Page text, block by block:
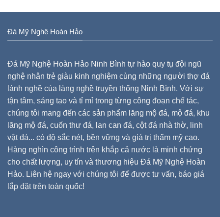
Đá Mỹ Nghệ Hoàn Hảo
Đá Mỹ Nghệ Hoàn Hảo Ninh Bình tự hào quy tụ đội ngũ
nghệ nhân trẻ giàu kinh nghiệm cùng những người thợ đá
lành nghề của làng nghề truyền thống Ninh Bình. Với sự
tận tâm, sáng tạo và tỉ mỉ trong từng công đoạn chế tác,
chúng tôi mang đến các sản phẩm lăng mộ đá, mộ đá, khu
lăng mộ đá, cuốn thư đá, lan can đá, cột đá nhà thờ, linh
vật đá... có độ sắc nét, bền vững và giá trị thẩm mỹ cao.
Hàng nghìn công trình trên khắp cả nước là minh chứng
cho chất lượng, uy tín và thương hiệu Đá Mỹ Nghệ Hoàn
Hảo. Liên hệ ngay với chúng tôi để được tư vấn, báo giá
lắp đặt trên toàn quốc!